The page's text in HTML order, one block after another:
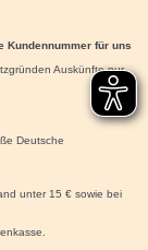
Kundennummer für uns
Auskünfte nur
Deutsche
unter 15 €sowie bei